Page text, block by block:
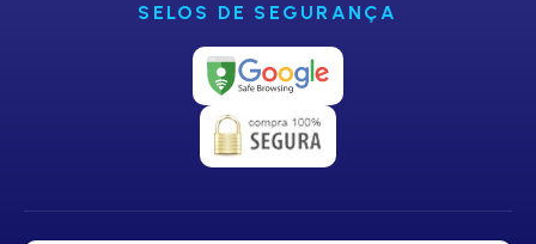
SELOS DE SEGURANÇA